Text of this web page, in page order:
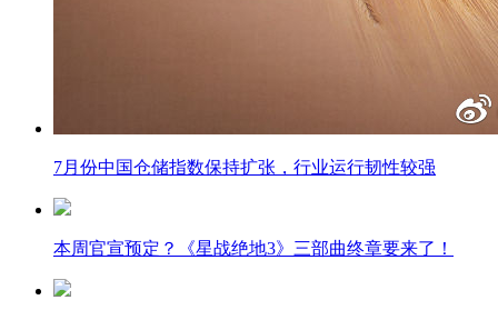
7月份中国仓储指数保持扩张，行业运行韧性较强
本周官宣预定？《星战绝地3》三部曲终章要来了！